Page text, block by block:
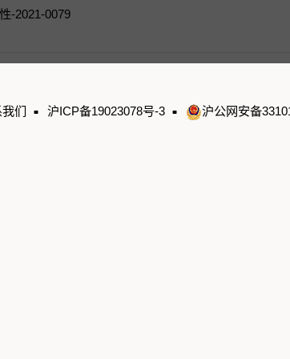
-2021-0079
们 沪ICP备19023078号-3 沪公网安备